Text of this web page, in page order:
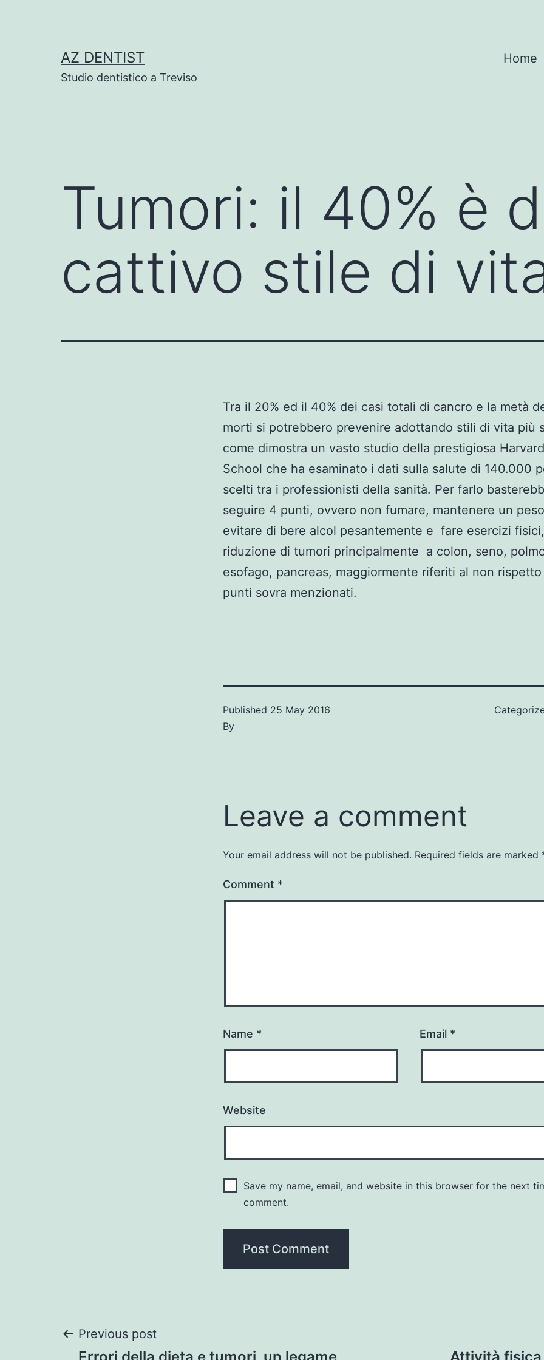
AZ DENTIST
Studio dentistico a Treviso
Home
Tumori: il 40% è
cattivo stile di
Tra il 20% ed il 40% dei casi totali di cancro e la metà
morti si potrebbero prevenire adottando stili di vita più
come dimostra un vasto studio della prestigiosa
School che ha esaminato i dati sulla salute di 140.000
scelti tra i professionisti della sanità. Per farlo
seguire 4 punti, ovvero non fumare, mantenere un
evitare di bere alcol pesantemente e fare esercizi
riduzione di tumori principalmente a colon, seno,
esofago, pancreas, maggiormente riferiti al non
punti sovra menzionati.
Published 25 May 2016
By
Leave a comment
Your email address will not be published. Required fields are marked
Comment *
Name * Email *
Website
Save my name, email, and website in this browser for the next
comment.
Post
Previous post